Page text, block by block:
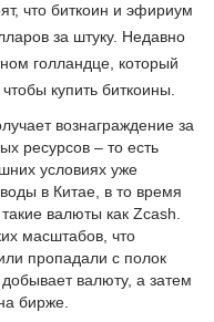
что биткоин и эфириум
за штуку. Недавно
голландце, который
купить биткоины.
вознаграждение за
ресурсов – то есть
условиях уже
в Китае, в то время
валюты как Zcash.
масштабов, что
пропадали с полок
валюту, а затем
бирже.